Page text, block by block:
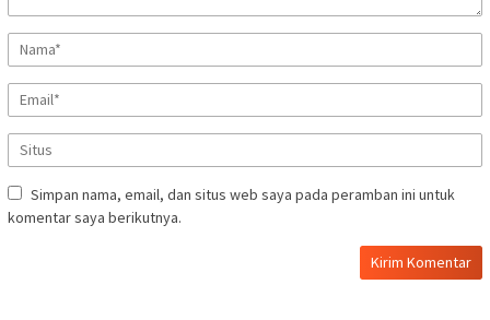
Simpan nama, email, dan situs web saya pada peramban ini untuk
komentar saya berikutnya.